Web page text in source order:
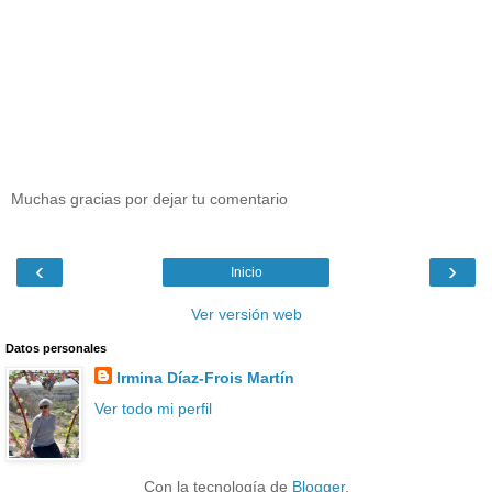
Muchas gracias por dejar tu comentario
‹ ›
Inicio
Ver versión web
Datos personales
Irmina Díaz-Frois Martín
Ver todo mi perfil
Con la tecnología de Blogger.